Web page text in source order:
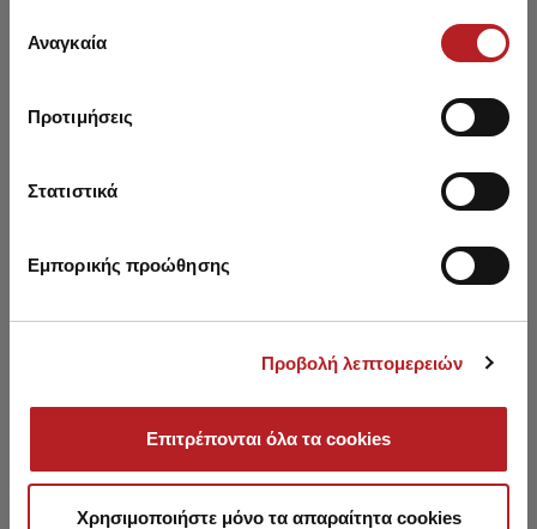
των υπηρεσιών τους.
συγκατάθεσης
Αναγκαία
Προτιμήσεις
Στατιστικά
Εμπορικής προώθησης
Προβολή λεπτομερειών
Επιτρέπονται όλα τα cookies
Χρησιμοποιήστε μόνο τα απαραίτητα cookies
Κάτσες χωρίς ραφή
7,65 €-15%
SALE
Κάλτσα
6,20 €5,25 €